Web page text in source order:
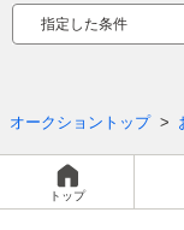
指定した条件
オークショントップ
トップ